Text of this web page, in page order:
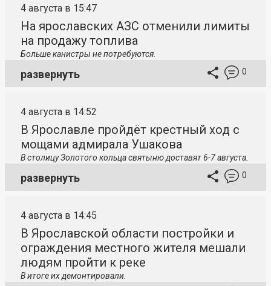
4 августа в 15:47
На ярославских АЗС отменили лимиты
на продажу топлива
Больше канистры не потребуются.
развернуть 0
4 августа в 14:52
В Ярославле пройдёт крестный ход с
мощами адмирала Ушакова
В столицуЗолотого кольца святыню доставят 6-7 августа.
развернуть 0
4 августа в 14:45
В Ярославской области постройки и
ограждения местного жителя мешали
людям пройти к реке
В итоге их демонтировали.